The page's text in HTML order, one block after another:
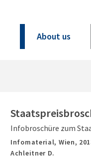
About us
Infobroschüre zum
Infomaterial, Wien,
Achleitner D.